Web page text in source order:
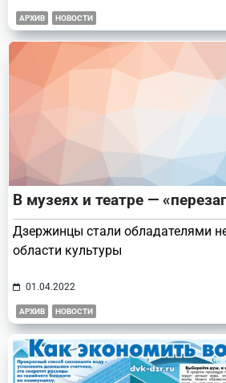
АРХИВ НОВОСТИ
В музеях и театре —
Дзержинцы стали обладателями
области культуры
01.04.2022
АРХИВ НОВОСТИ